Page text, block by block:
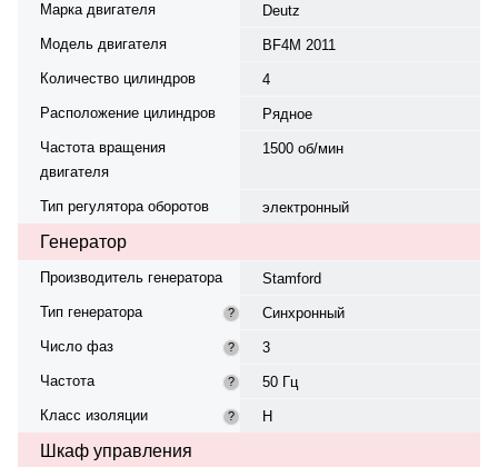
Марка двигателя
Deutz
Модель двигателя
BF4M 2011
Количество цилиндров
4
Расположение цилиндров
Рядное
Частота вращения
двигателя
1500 об/мин
Тип регулятора оборотов электронный
Генератор
Производитель генератора
Stamford
Тип генератора
?
Синхронный
Число фаз
?
3
Частота
?
50 Гц
Класс изоляции
? H
Шкаф управления